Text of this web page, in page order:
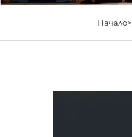
Начало>